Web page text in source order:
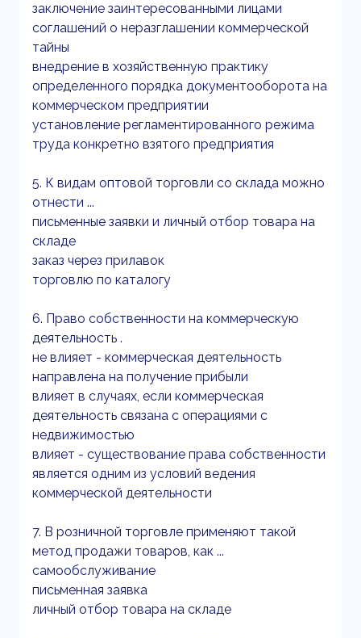
заключение заинтересованными лицами
соглашений о неразглашении коммерческой
тайны
внедрение в хозяйственную практику
определенного порядка документооборота на
коммерческом предприятии
установление регламентированного режима
труда конкретно взятого предприятия
5. К видам оптовой торговли со склада можно
отнести ...
письменные заявки и личный отбор товара на
складе
заказ через прилавок
торговлю по каталогу
6. Право собственности на коммерческую
деятельность .
не влияет - коммерческая деятельность
направлена на получение прибыли
влияет в случаях, если коммерческая
деятельность связана с операциями с
недвижимостью
влияет - существование права собственности
является одним из условий ведения
коммерческой деятельности
7. В розничной торговле применяют такой
метод продажи товаров, как ...
самообслуживание
письменная заявка
личный отбор товара на складе